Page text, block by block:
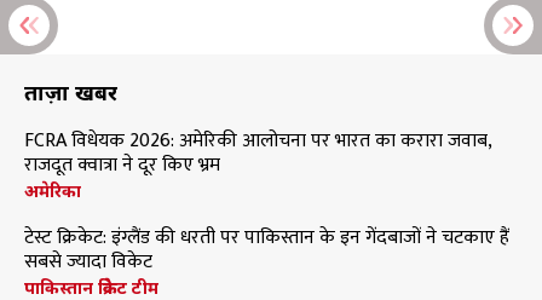
ताज़ा खबरें
FCRA विधेयक 2026: अमेरिकी आलोचना पर भारत का करारा जवाब,
राजदूत क्वात्रा ने दूर किए भ्रम
अमेरिका
टेस्ट क्रिकेट: इंग्लैंड की धरती पर पाकिस्तान के इन गेंदबाजों ने चटकाए हैं
सबसे ज्यादा विकेट
पाकिस्तान क्रिकेट टीम